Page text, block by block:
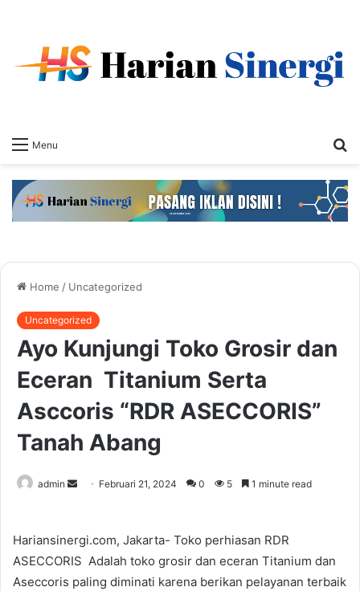
Menu
Home / Uncategorized
Uncategorized
Ayo Kunjungi Toko Grosir dan
Eceran Titanium Serta
Asccoris “RDR ASECCORIS”
Tanah Abang
admin
Send Februari 21, 2024 0 5 1 minute read
Hariansinergi.com, Jakarta- Toko perhiasan RDR
ASECCORIS Adalah toko grosir dan eceran Titanium dan
Aseccoris paling diminati karena berikan pelayanan terbaik